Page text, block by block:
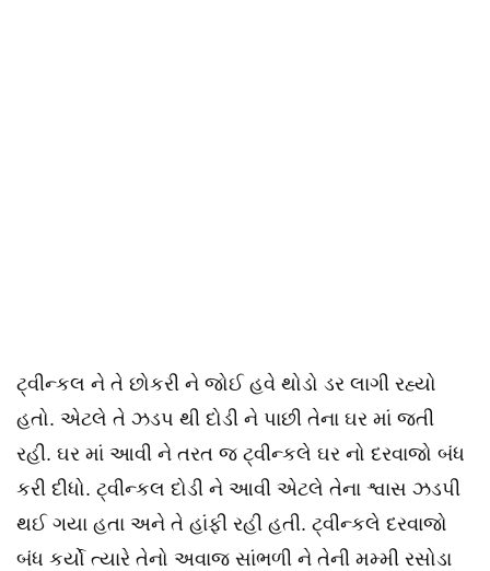
ટ્વીન્કલ ને તે છોકરી ને જોઈ હવે થોડો ડર લાગી રહ્યો
હતો. એટલે તે ઝડપ થી દોડી ને પાછી તેના ઘર માં જતી
રહી. ઘર માં આવી ને તરત જ ટ્વીન્કલે ઘર નો દરવાજો બંધ
કરી દીધો. ટ્વીન્કલ દોડી ને આવી એટલે તેના શ્વાસ ઝડપી
થઈ ગયા હતા અને તે હાંફી રહી હતી. ટ્વીન્કલે દરવાજો
બંધ કર્યો ત્યારે તેનો અવાજ સાંભળી ને તેની મમ્મી રસોડા